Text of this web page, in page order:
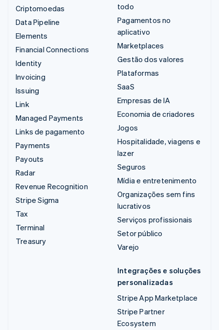
Criptomoedas
Data Pipeline
Elements
Financial Connections
Identity
Invoicing
Issuing
Link
Managed Payments
Links de pagamento
Payments
Payouts
Radar
Revenue Recognition
Stripe Sigma
Tax
Terminal
Treasury
todo
Pagamentos no
aplicativo
Marketplaces
Gestão dos valores
Plataformas
SaaS
Empresas de IA
Economia de criadores
Jogos
Hospitalidade, viagens e
lazer
Seguros
Mídia e entretenimento
Organizações sem fins
lucrativos
Serviços profissionais
Setor público
Varejo
Integrações e soluções
personalizadas
Stripe App Marketplace
Stripe Partner
Ecosystem